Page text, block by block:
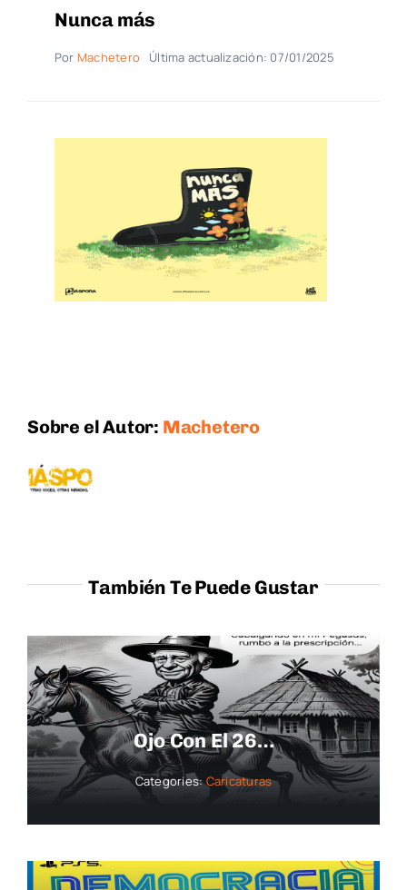
Nunca más
Por Machetero Última actualización: 07/01/2025
Sobre el Autor: Machetero
También Te Puede Gustar
Ojo Con El 26…
Categories:Caricaturas